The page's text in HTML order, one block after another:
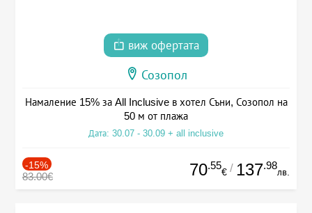
виж офертата
Созопол
Намаление 15% за All Inclusive в хотел Съни, Созопол на
50 м от плажа
Дата: 30.07 - 30.09 + all inclusive
-15%
83.00€ 70.55
€ / 137.98
лв.